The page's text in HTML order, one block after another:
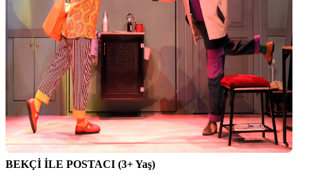
BEKÇİ İLE POSTACI (3+ Yaş)